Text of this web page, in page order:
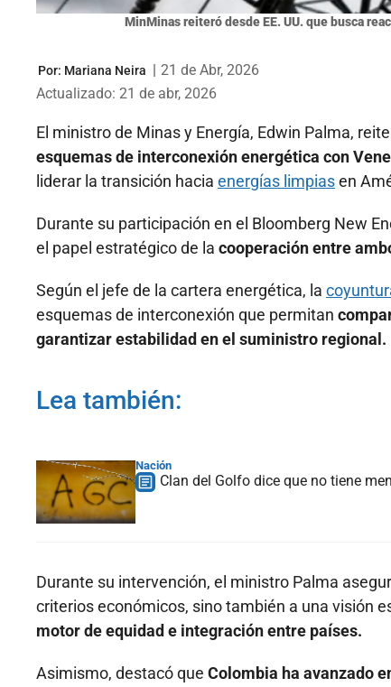
MinMinas reiteró desde EE. UU. que busca
Por: Mariana Neira | 21 de Abr, 2026
Actualizado: 21 de abr, 2026
El ministro de Minas y Energía, Edwin Palma,
esquemas de interconexión energética con
liderar la transición hacia energías limpiasen
Durante su participación en el Bloomberg New
el papel estratégico de la cooperación entre
Según el jefe de la cartera energética, la
esquemas de interconexión que permitan
garantizar estabilidad en el suministro regional.
Lea también:
Nación
Clan del Golfo dice que no tiene
Durante su intervención, el ministro Palma
criterios económicos, sino también a una visión
motor de equidad e integración entre países.
Asimismo, destacó que Colombia ha avanzado